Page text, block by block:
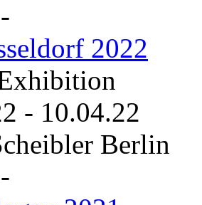
2022
- 10.04.22
Berlin